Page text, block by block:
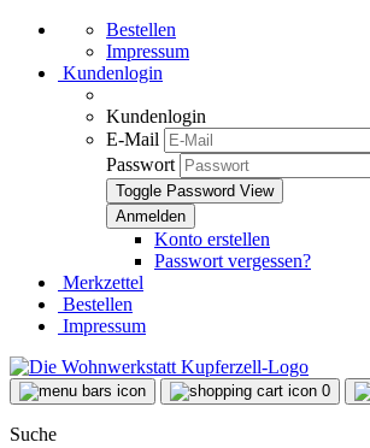
Bestellen
Impressum
Kundenlogin
Kundenlogin
E-Mail
Passwort
Toggle Password View
Konto erstellen
Passwort vergessen?
Merkzettel
Bestellen
Impressum
0
Suche